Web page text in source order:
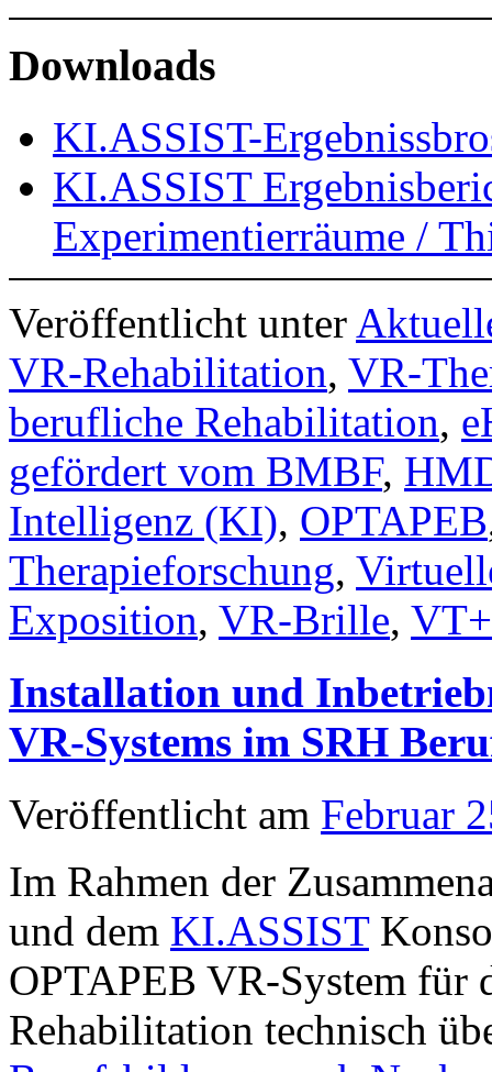
Downloads
KI.ASSIST-
KI.ASSIST
Experimentierräume /
Veröffentlicht unter
VR-Rehabilitation, VR-
berufliche Rehabilitation,
gefördert vom BMBF,
Intelligenz (KI), OPTAPEB
Therapieforschung,
Exposition, VR-Brille,
Installation und
VR-Systems im SRH
Veröffentlicht am Februar
Im Rahmen der
und dem KI.ASSIST
OPTAPEB VR-System für
Rehabilitation technisch